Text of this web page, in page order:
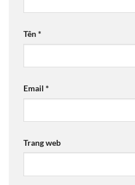
Tên*
Email *
Trang web